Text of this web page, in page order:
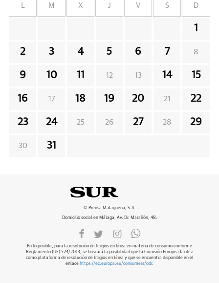
L M X J V S D
1
2 3 4 5 6 7 8
9 10 11 12 13 14 15
16 17 18 19 20 21 22
23 24 25 26 27 28 29
30 31
© Prensa Malagueña, S.A.
Domicilio social en Málaga, Av. Dr. Marañón, 48.
En lo posible, para la resolución de litigios en línea en materia de consumo conforme
Reglamento (UE) 524/2013, se buscará la posibilidad que la Comisión Europea facilita
como plataforma de resolución de litigios en línea y que se encuentra disponible en el
enlace https://ec.europa.eu/consumers/odr.